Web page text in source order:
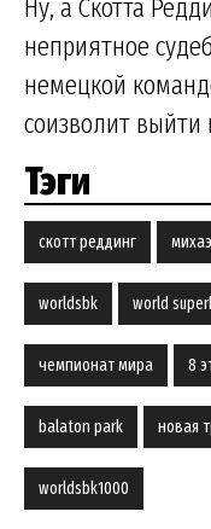
Ну, а Скотта
неприятное
немецкой
соизволит выйти
Тэги
скотт реддинг
worldsbk world
чемпионат мира 8
balaton park новая
worldsbk1000